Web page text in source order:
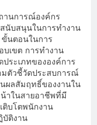
านการณ์องค์กร
นับสนุนในการทำงาน
นตอนในการ
เขต การทำงาน
ระเภทขององค์การ
ตัวชี้วัดประสบการณ์
ผลสัมฤทธิ์ของงานใน
าในสายอาชีพที่มี
ติบโตพนักงาน
บัติงาน